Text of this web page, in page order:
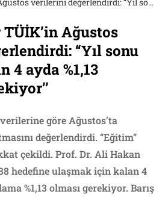
Ağustos
“Yıl sonu
4 ayda %1,13
göre Ağustos’ta
değerlendirdi. “Eğitim”
çekildi. Prof. Dr. Ali Hakan
hedefine ulaşmak için kalan 4
%1,13 olması gerekiyor. Barış